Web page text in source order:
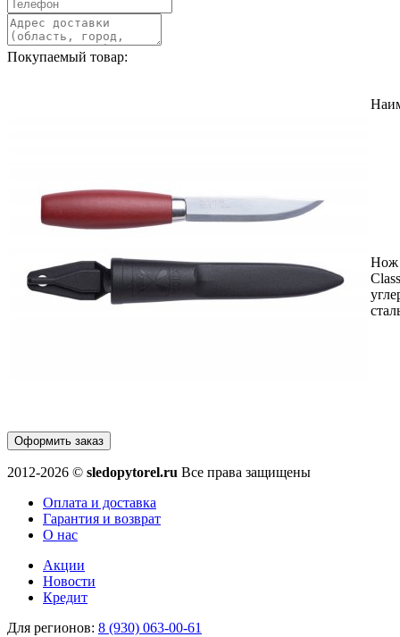
Покупаемый товар:
Нож
Оформить заказ
2012-2026 © sledopytorel.ru Все права защищены
Оплата и доставка
Гарантия и возврат
О нас
Акции
Новости
Кредит
Для регионов: 8 (930) 063-00-61